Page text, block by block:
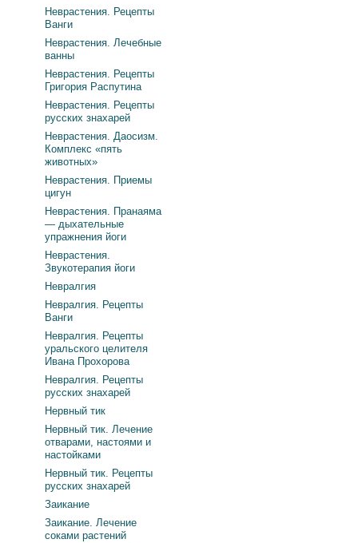
Неврастения. Рецепты
Ванги
Неврастения. Лечебные
ванны
Неврастения. Рецепты
Григория Распутина
Неврастения. Рецепты
русских знахарей
Неврастения. Даосизм.
Комплекс «пять
животных»
Неврастения. Приемы
цигун
Неврастения. Пранаяма
— дыхательные
упражнения йоги
Неврастения.
Звукотерапия йоги
Невралгия
Невралгия. Рецепты
Ванги
Невралгия. Рецепты
уральского целителя
Ивана Прохорова
Невралгия. Рецепты
русских знахарей
Нервный тик
Нервный тик. Лечение
отварами, настоями и
настойками
Нервный тик. Рецепты
русских знахарей
Заикание
Заикание. Лечение
соками растений